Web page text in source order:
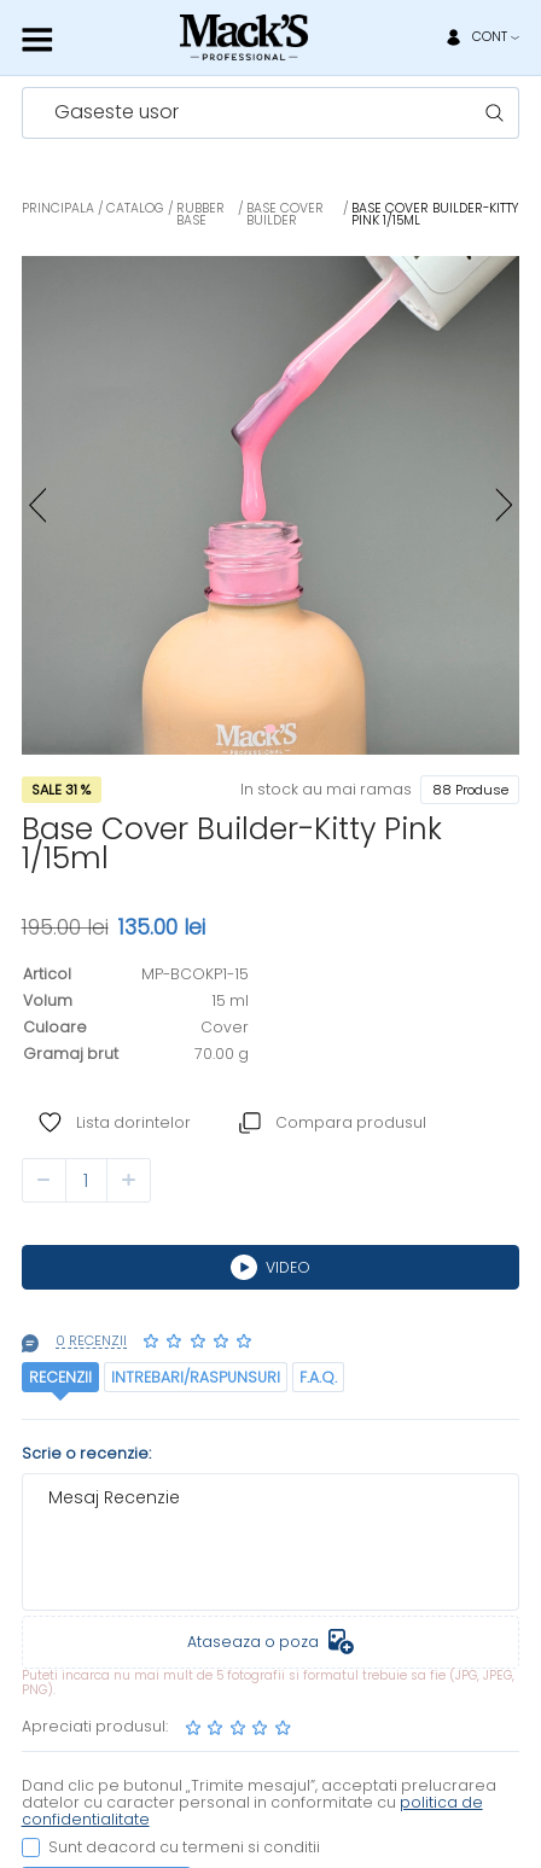
CONT
Gaseste usor
PRINCIPALA CATALOG RUBBER
BASE
BASE COVER
BUILDER
BASE COVER BUILDER-KITTY
PINK 1/15ML
SALE 31 % In stock au mai ramas 88 Produse
Base Cover Builder-Kitty Pink
1/15ml
195.00 lei 135.00 lei
Articol
MP-BCOKP1-15
Volum
15 ml
Culoare
Cover
Gramaj brut
70.00 g
Lista dorintelor Compara produsul
VIDEO
0 RECENZII
RECENZII INTREBARI/RASPUNSURI F.A.Q.
Scrie o recenzie:
Mesaj Recenzie
Ataseaza o poza
Puteti incarca nu mai mult de 5 fotografii si formatul trebuie sa fie (JPG, JPEG,
PNG).
Apreciati produsul:
Dand clic pe butonul „Trimite mesajul”, acceptati prelucrarea
datelor cu caracter personal in conformitate cu politica de
confidentialitate
Sunt deacord cu termeni si conditii